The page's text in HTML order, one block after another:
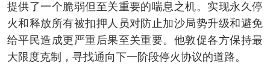
提供了一个脆弱但至关重要的喘息之机。实现永久停
火和释放所有被扣押人员对防止加沙局势升级和避免
给平民造成更严重后果至关重要。他敦促各方保持最
大限度克制，寻找通向下一阶段停火协议的道路。